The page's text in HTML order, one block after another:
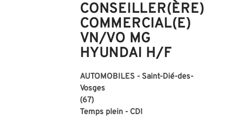
CONSEILLER(ÈRE)
COMMERCIAL(E)
VN/VO MG
HYUNDAI H/F
AUTOMOBILES - Saint-Dié-des-
Vosges
(67)
Temps plein - CDI